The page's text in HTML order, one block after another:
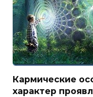
Кармические
характер